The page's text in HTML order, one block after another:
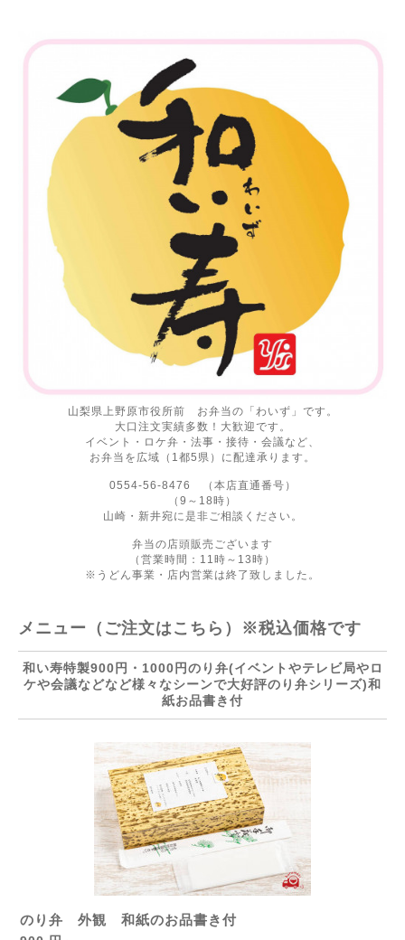
山梨県上野原市役所前 お弁当の「わいず」です。
大口注文実績多数！大歓迎です。
イベント・ロケ弁・法事・接待・会議など、
お弁当を広域（1都5県）に配達承ります。
0554-56-8476 （本店直通番号）
（9～18時）
山崎・新井宛に是非ご相談ください。
弁当の店頭販売ございます
（営業時間：11時～13時）
※うどん事業・店内営業は終了致しました。
メニュー（ご注文はこちら）※税込価格です
和い寿特製900円・1000円のり弁(イベントやテレビ局やロ
ケや会議などなど様々なシーンで大好評のり弁シリーズ)和
紙お品書き付
のり弁 外観 和紙のお品書き付